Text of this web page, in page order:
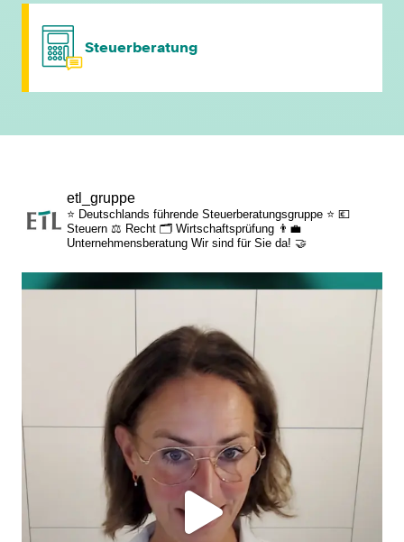
betriebliche Altersvorsorge
Zusatzleistungen/Mitarbeiterrabatte
Steuerberatung
etl_gruppe
⭐ Deutschlands führende Steuerberatungsgruppe ⭐ 💶
Steuern ⚖️ Recht 🗂️ Wirtschaftsprüfung 👨‍💼
Unternehmensberatung Wir sind für Sie da! 🤝